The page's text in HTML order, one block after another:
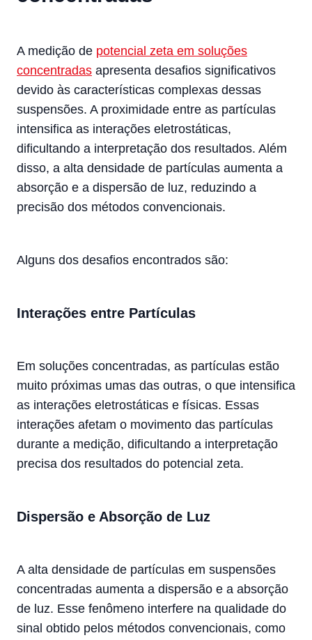
A medição de potencial zeta em soluções
concentradas apresenta desafios significativos
devido às características complexas dessas
suspensões. A proximidade entre as partículas
intensifica as interações eletrostáticas,
dificultando a interpretação dos resultados. Além
disso, a alta densidade de partículas aumenta a
absorção e a dispersão de luz, reduzindo a
precisão dos métodos convencionais.
Alguns dos desafios encontrados são:
Interações entre Partículas
Em soluções concentradas, as partículas estão
muito próximas umas das outras, o que intensifica
as interações eletrostáticas e físicas. Essas
interações afetam o movimento das partículas
durante a medição, dificultando a interpretação
precisa dos resultados do potencial zeta.
Dispersão e Absorção de Luz
A alta densidade de partículas em suspensões
concentradas aumenta a dispersão e a absorção
de luz. Esse fenômeno interfere na qualidade do
sinal obtido pelos métodos convencionais, como